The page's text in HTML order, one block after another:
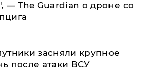
— The Guardian о дроне со
засняли крупное
после атаки ВСУ